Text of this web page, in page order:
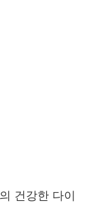
건강한 다이